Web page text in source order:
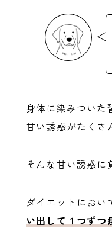
身体に染みついた
甘い誘惑がたくさ
そんな甘い誘惑
ダイエットにおい
い出して１つず